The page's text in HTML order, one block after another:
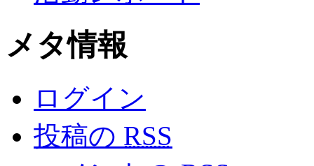
メタ情報
ログイン
投稿の RSS